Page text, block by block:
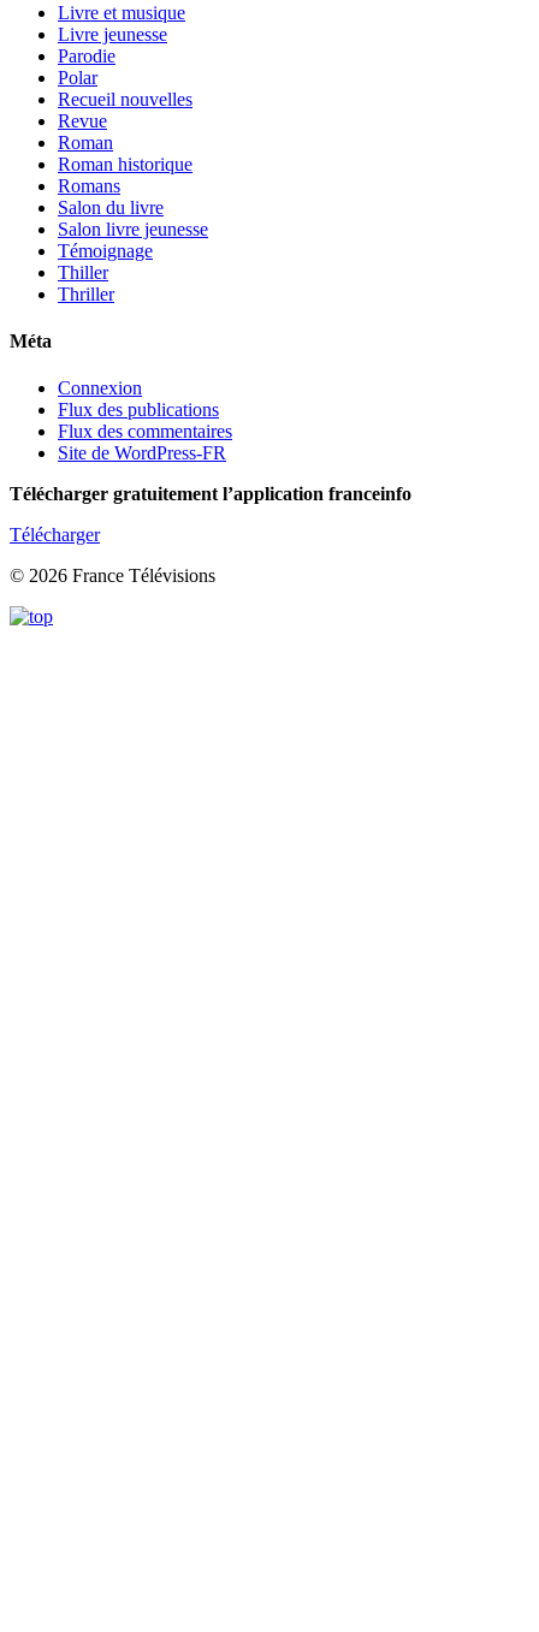
Livre et musique
Livre jeunesse
Parodie
Polar
Recueil nouvelles
Revue
Roman
Roman historique
Romans
Salon du livre
Salon livre jeunesse
Témoignage
Thiller
Thriller
Méta
Connexion
Flux des publications
Flux des commentaires
Site de WordPress-FR
Télécharger gratuitement l’application franceinfo
Télécharger
© 2026 France Télévisions